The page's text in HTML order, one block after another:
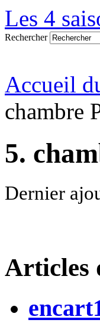
Les 4
Rechercher
Accueil
chambre
5.
Dernier
Articles